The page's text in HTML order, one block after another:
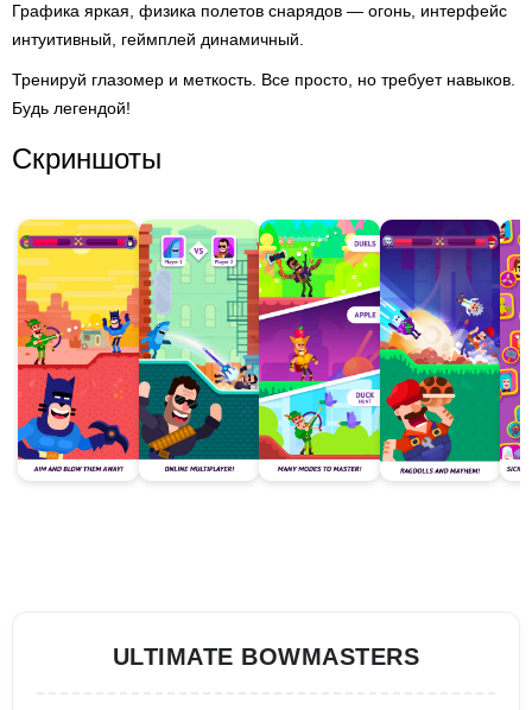
Графика яркая, физика полетов снарядов — огонь, интерфейс
интуитивный, геймплей динамичный.
Тренируй глазомер и меткость. Все просто, но требует навыков.
Будь легендой!
Скриншоты
ULTIMATE BOWMASTERS